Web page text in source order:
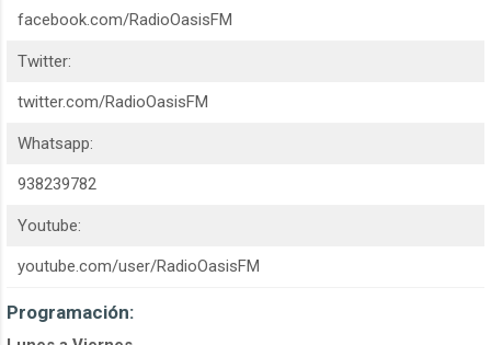
facebook.com/RadioOasisFM
Twitter:
twitter.com/RadioOasisFM
Whatsapp:
938239782
Youtube:
youtube.com/user/RadioOasisFM
Programación: